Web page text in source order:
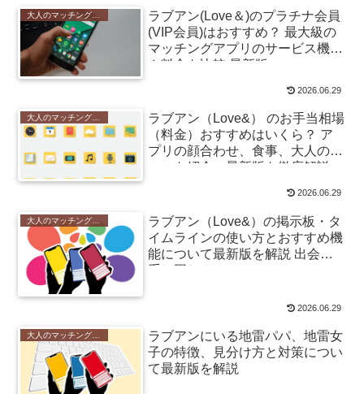
ラブアン(Love＆)のプラチナ会員
(VIP会員)はおすすめ？ 最大級の
マッチングアプリのサービス機能
や料金を比較 最新版
2026.06.29
大人のマッチングアプリ
ラブアン（Love&） のお手当相場
（料金）おすすめはいくら？ ア
プリの顔合わせ、食事、大人のケ
ースを紹介、最新版を徹底解説
2026.06.29
ラブアン（Love&）の掲示板・タ
イムラインの使い方とおすすめ機
能について最新版を解説 出会い
系と同じ？
2026.06.29
大人のマッチングアプリ
ラブアンにいる地雷パパ、地雷女
子の特徴、見分け方と対策につい
て最新版を解説